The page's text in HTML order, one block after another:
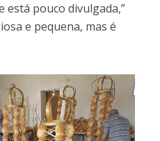
está pouco divulgada,”
e pequena, mas é